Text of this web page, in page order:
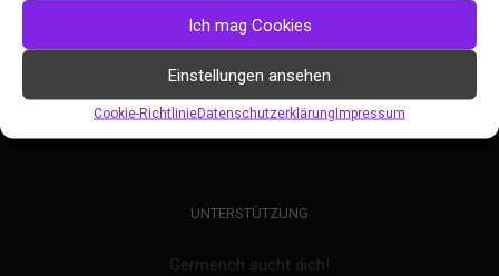
Ich mag Cookies
Einstellungen ansehen
Cookie-RichtlinieDatenschutzerklärungImpressum
Events & Auftritte
Restream
Presse Kit
FAQ
UNTERSTÜTZUNG
Germench sucht dich!